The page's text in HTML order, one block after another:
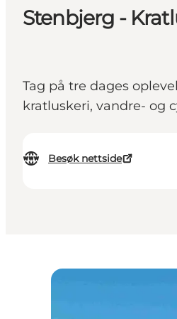
Stenbjerg -
Tag på tre dages
kratluskeri, vandre- og
Besøk nettside